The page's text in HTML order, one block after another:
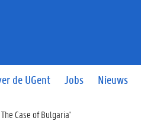
de UGent Jobs Nieuws
Case of Bulgaria'